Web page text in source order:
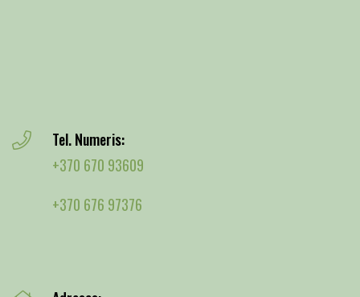
Tel. Numeris:
+370 670 93609
+370 676 97376